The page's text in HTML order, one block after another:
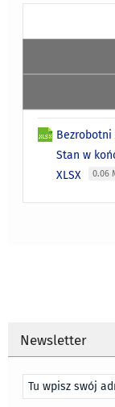
Stan w
XLSX
0.06
Newsletter